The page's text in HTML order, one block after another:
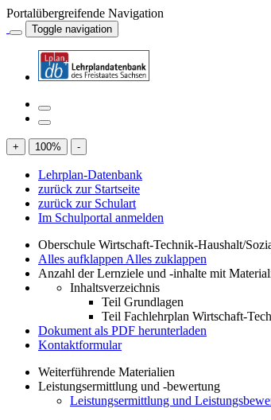
Portalübergreifende Navigation
Toggle navigation
+ 100% -
Lehrplan-Datenbank
zurück zur Startseite
zurück zur Schulart
Im Schulportal anmelden
Oberschule Wirtschaft-Technik-Haushalt/
Alles aufklappen Alles zuklappen
Anzahl der Lernziele und -inhalte mit
Inhaltsverzeichnis
Teil Grundlagen
Teil Fachlehrplan Wirtschaft-
Dokument als PDF herunterladen
Kontaktformular
Weiterführende Materialien
Leistungsermittlung und -bewertung
Leistungsermittlung und